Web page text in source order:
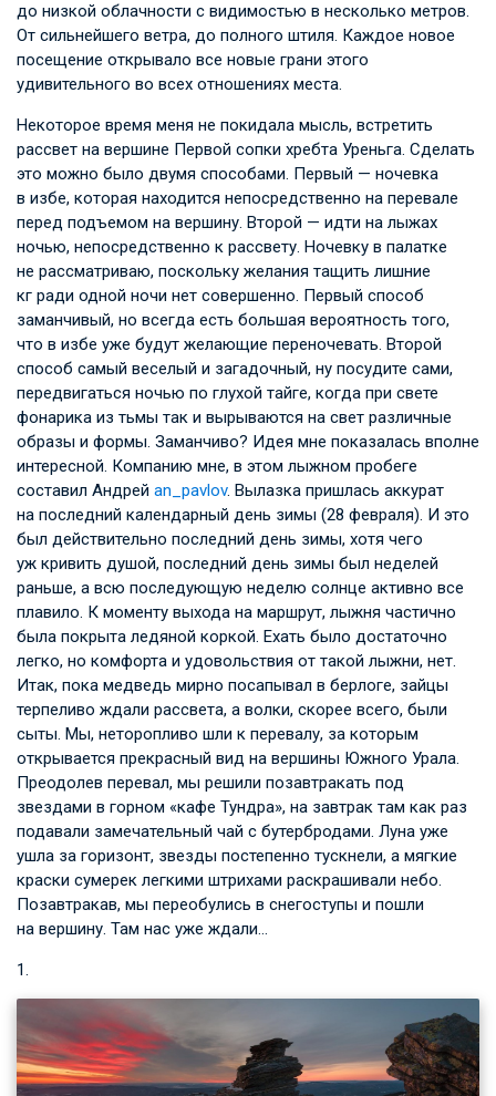
до низкой облачности с видимостью в несколько метров.
От сильнейшего ветра, до полного штиля. Каждое новое
посещение открывало все новые грани этого
удивительного во всех отношениях места.
Некоторое время меня не покидала мысль, встретить
рассвет на вершине Первой сопки хребта Уреньга. Сделать
это можно было двумя способами. Первый — ночевка
в избе, которая находится непосредственно на перевале
перед подъемом на вершину. Второй — идти на лыжах
ночью, непосредственно к рассвету. Ночевку в палатке
не рассматриваю, поскольку желания тащить лишние
кг ради одной ночи нет совершенно. Первый способ
заманчивый, но всегда есть большая вероятность того,
что в избе уже будут желающие переночевать. Второй
способ самый веселый и загадочный, ну посудите сами,
передвигаться ночью по глухой тайге, когда при свете
фонарика из тьмы так и вырываются на свет различные
образы и формы. Заманчиво? Идея мне показалась вполне
интересной. Компанию мне, в этом лыжном пробеге
составил Андрей an_pavlov. Вылазка пришлась аккурат
на последний календарный день зимы (28 февраля). И это
был действительно последний день зимы, хотя чего
уж кривить душой, последний день зимы был неделей
раньше, а всю последующую неделю солнце активно все
плавило. К моменту выхода на маршрут, лыжня частично
была покрыта ледяной коркой. Ехать было достаточно
легко, но комфорта и удовольствия от такой лыжни, нет.
Итак, пока медведь мирно посапывал в берлоге, зайцы
терпеливо ждали рассвета, а волки, скорее всего, были
сыты. Мы, неторопливо шли к перевалу, за которым
открывается прекрасный вид на вершины Южного Урала.
Преодолев перевал, мы решили позавтракать под
звездами в горном «кафе Тундра», на завтрак там как раз
подавали замечательный чай с бутербродами. Луна уже
ушла за горизонт, звезды постепенно тускнели, а мягкие
краски сумерек легкими штрихами раскрашивали небо.
Позавтракав, мы переобулись в снегоступы и пошли
на вершину. Там нас уже ждали…
1.